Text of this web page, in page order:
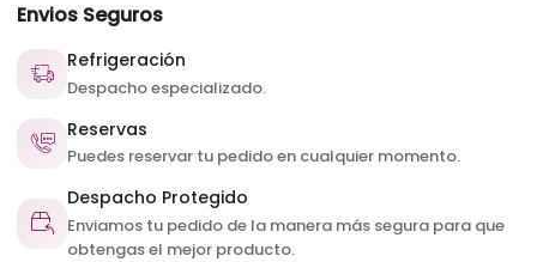
Envios Seguros
Refrigeración
Despacho especializado.
Reservas
Puedes reservar tu pedido en cualquier momento.
Despacho Protegido
Enviamos tu pedido de la manera más segura para que
obtengas el mejor producto.